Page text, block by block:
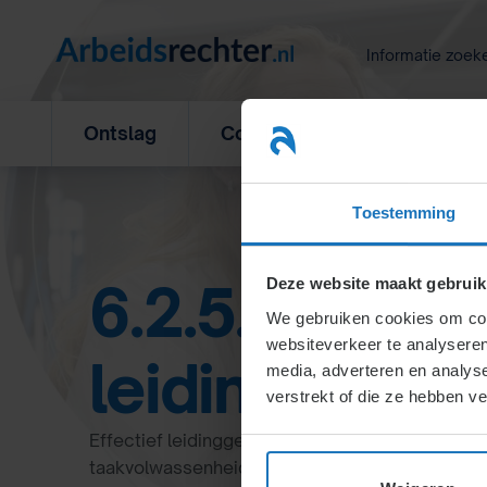
Toestemming
Deze website maakt
We gebruiken cookies om
websiteverkeer te
media, adverteren en
verstrekt of die ze hebben
Informatie
Ontslag Concurrentiebeding
6.2.5.2. De
Effectief leidinggeven combineert maatwerk
taakvolwassenheid van medewerkers. Stijlen